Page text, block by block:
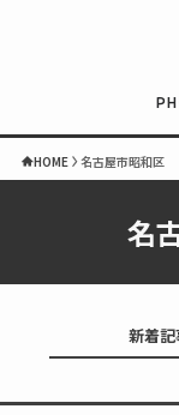
PHOTO
BLOG
HOME 名古屋市昭和区
名
新着記